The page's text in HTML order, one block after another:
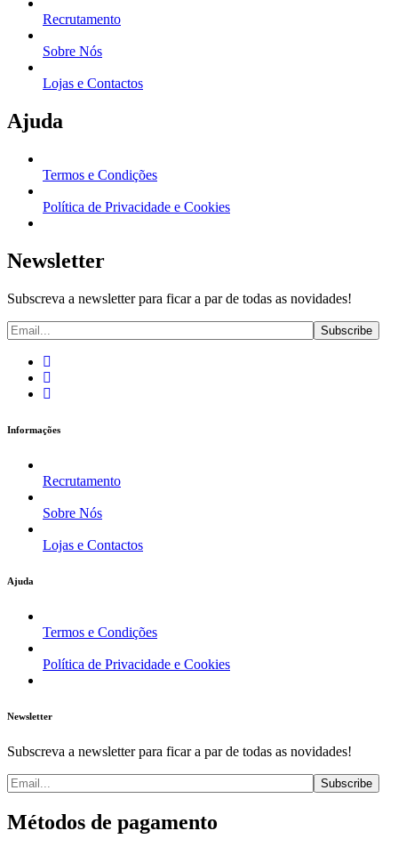
Recrutamento
Sobre Nós
Lojas e Contactos
Ajuda
Termos e Condições
Política de Privacidade e Cookies
Newsletter
Subscreva a newsletter para ficar a par de todas as novidades!
Informações
Recrutamento
Sobre Nós
Lojas e Contactos
Ajuda
Termos e Condições
Política de Privacidade e Cookies
Newsletter
Subscreva a newsletter para ficar a par de todas as novidades!
Métodos de pagamento